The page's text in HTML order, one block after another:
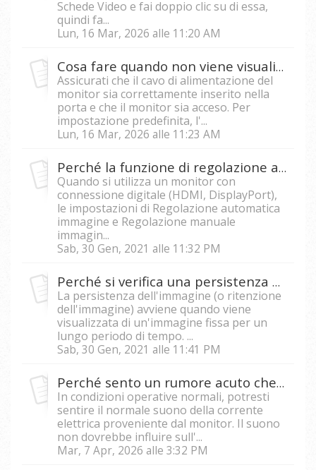
Schede Video e fai doppio clic su di essa,
quindi fa...
Lun, 16 Mar, 2026 alle 11:20 AM
Cosa fare quando non viene visualizzato alcun display dal monitor?
Assicurati che il cavo di alimentazione del
monitor sia correttamente inserito nella
porta e che il monitor sia acceso. Per
impostazione predefinita, l'...
Lun, 16 Mar, 2026 alle 11:23 AM
Perché la funzione di regolazione automatica dell'immagine è disattivata nell'OSD del monitor?
Quando si utilizza un monitor con
connessione digitale (HDMI, DisplayPort),
le impostazioni di Regolazione automatica
immagine e Regolazione manuale
immagin...
Sab, 30 Gen, 2021 alle 11:32 PM
Perché si verifica una persistenza dell'immagine con il mio monitor LCD?
La persistenza dell'immagine (o ritenzione
dell'immagine) avviene quando viene
visualizzata di un'immagine fissa per un
lungo periodo di tempo. ...
Sab, 30 Gen, 2021 alle 11:41 PM
Perché sento un rumore acuto che proviene dal mio monitor?
In condizioni operative normali, potresti
sentire il normale suono della corrente
elettrica proveniente dal monitor. Il suono
non dovrebbe influire sull'...
Mar, 7 Apr, 2026 alle 3:32 PM